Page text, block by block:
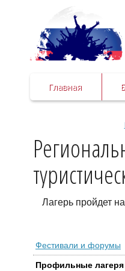
Главная
Лагерь пройдет
Фестивали и форумы
Профильные лагеря